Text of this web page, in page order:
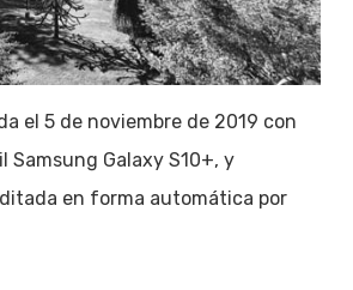
el 5 de noviembre de 2019 con
Samsung Galaxy S10+, y
en forma automática por